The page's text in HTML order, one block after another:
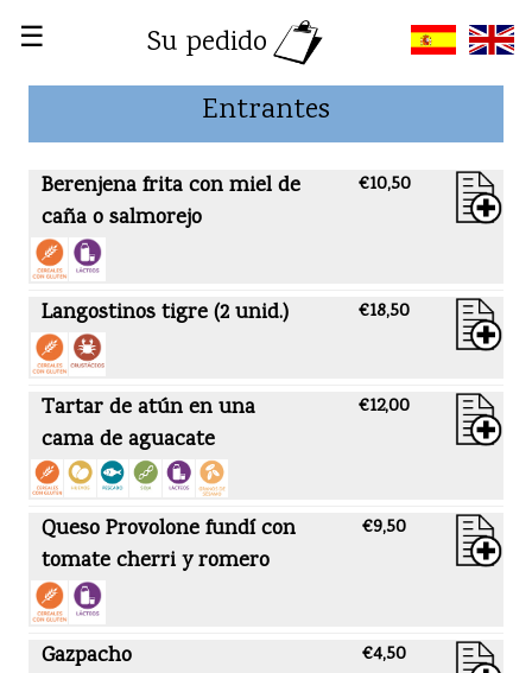
☰
Su pedido
Entrantes
Berenjena frita con miel de
caña o salmorejo
€10,50
Langostinos tigre (2 unid.) €18,50
Tartar de atún en una
cama de aguacate
€12,00
Queso Provolone fundí con
tomate cherri y romero
€9,50
Gazpacho €4,50